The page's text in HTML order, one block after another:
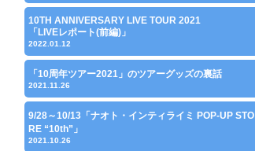
10TH ANNIVERSARY LIVE TOUR 2021
「LIVEレポート(前編)」
2022.01.12
「10周年ツアー2021」のツアーグッズの裏話
2021.11.26
9/28～10/13「ナオト・インティライミ POP-UP STO
RE “10th”」
2021.10.26